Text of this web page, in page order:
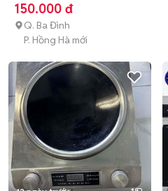
150.000 đ
Q. Ba Đình
P. Hồng Hà mới